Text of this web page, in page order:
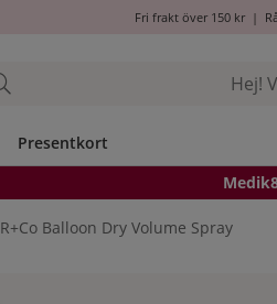
Fri frakt över 150 kr|
Presentkort
R+Co Balloon Dry Volume Spray